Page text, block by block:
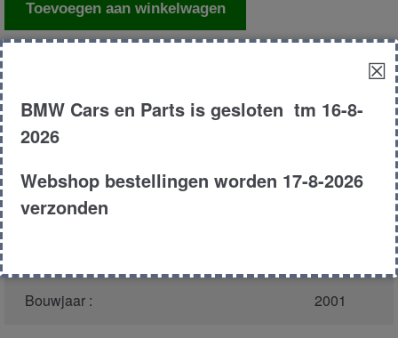
links
Toevoegen aan winkelwagen
bellen) :
Carroserie :
Bouwjaar : 2001
☒
BMW Cars en Parts is gesloten tm 16-8-
2026
Webshop bestellingen worden 17-8-2026
verzonden